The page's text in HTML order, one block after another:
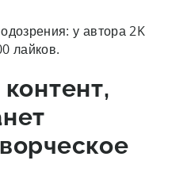
у автора 2K
лайков.